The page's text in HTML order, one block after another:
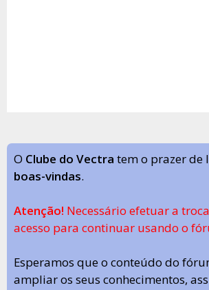
O Clube do Vectra tem o prazer de
boas-vindas.
Atenção! Necessário efetuar a
acesso para continuar usando o
Esperamos que o conteúdo do
ampliar os seus conhecimentos,